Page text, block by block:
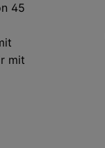
45
mit